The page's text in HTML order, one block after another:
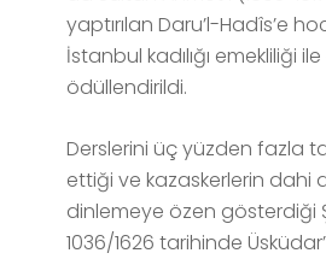
yaptırılan Daru’l-Hadîs’e
İstanbul kadılığı emekliliği
ödüllendirildi.
Derslerini üç yüzden fazla
ettiği ve kazaskerlerin dahi
dinlemeye özen gösterdiği
1036/1626 tarihinde